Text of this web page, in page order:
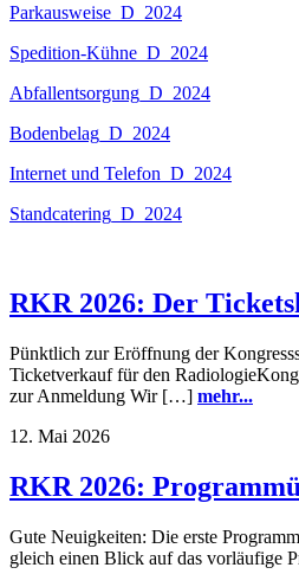
Parkausweise_D_2024
Spedition-Kühne_D_2024
Abfallentsorgung_D_2024
Bodenbelag_D_2024
Internet und Telefon_D_2024
Standcatering_D_2024
RKR 2026: Der
Pünktlich zur Eröffnung der
Ticketverkauf für den
zur Anmeldung Wir […] mehr...
12. Mai 2026
RKR 2026:
Gute Neuigkeiten: Die erste
gleich einen Blick auf das vorläufige